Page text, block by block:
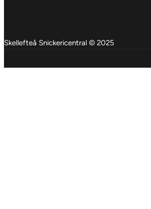
Skellefteå Snickericentral © 2025